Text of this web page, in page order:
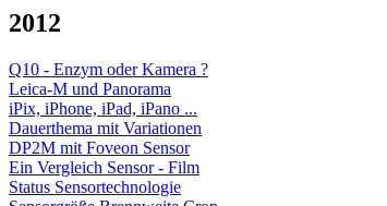
2012
Q10 - Enzym oder Kamera ?
Leica-M und Panorama
iPix, iPhone, iPad, iPano ...
Dauerthema mit Variationen
DP2M mit Foveon Sensor
Ein Vergleich Sensor - Film
Status Sensortechnologie